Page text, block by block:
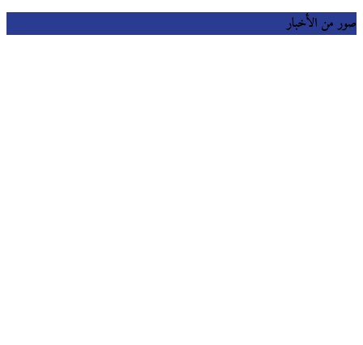
صور من الأخبار